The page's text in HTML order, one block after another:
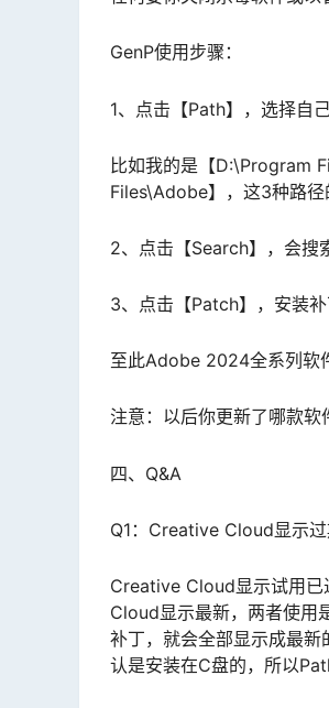
GenP使用步骤：
1、点击【Path】，选择自
比如我的是【D:\Program
Files\Adobe】，这3种路
2、点击【Search】，会
3、点击【Patch】，安装
至此Adobe 2024全系列软
注意：以后你更新了哪款软
四、Q&A
Q1：Creative Cloud显示过
Creative Cloud显示试用已
Cloud显示最新，两者使用
补丁，就会全部显示成最
认是安装在C盘的，所以